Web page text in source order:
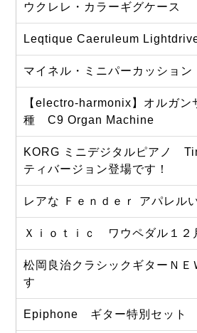
ウクレレ・カラーギグケース
Leqtique Caeruleum
マイネル・ミニパーカッション
【electro-harmonix】オルガン
種 C9 Organ Machine
KORG ミニデジタルピアノ
ティバージョン登場です！
レアな Ｆｅｎｄｅｒ アパレル
Ｘｉｏｔｉｃ ワウペダル１２
松岡良治クラシックギターＮＥ
す
Epiphone ギター特別セット